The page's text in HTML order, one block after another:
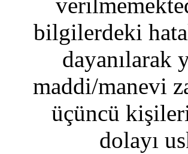
bilgilerdeki
dayanılarak
maddi/manevi
üçüncü
dolayı